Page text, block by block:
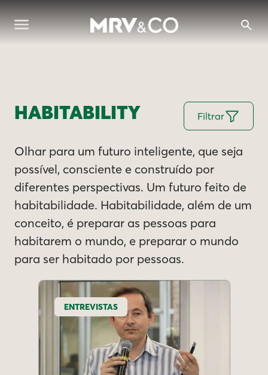
HABITABILITY Filtrar
Olhar para um futuro inteligente, que seja
possível, consciente e construído por
diferentes perspectivas. Um futuro feito de
habitabilidade. Habitabilidade, além de um
conceito, é preparar as pessoas para
habitarem o mundo, e preparar o mundo
para ser habitado por pessoas.
ENTREVISTAS